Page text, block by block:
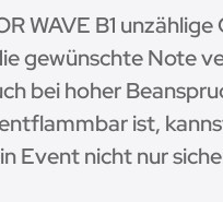
WAVE B1
gewünschte Note
bei hoher
ist,
Event nicht nur